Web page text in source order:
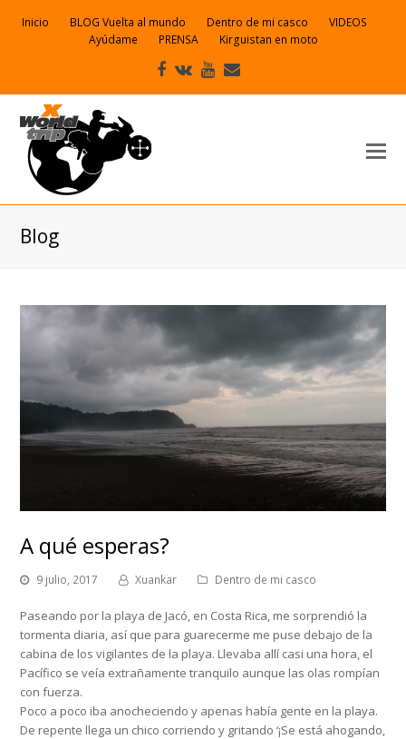
Inicio BLOG Vuelta al mundo Dentro de mi casco
VIDEOS
Ayúdame
PRENSA Kirguistan en moto
Facebook
VK Youtube
electrónico
Blog
A qué esperas?
9 julio, 2017 Xuankar Dentro de mi casco
Paseando por la playa de Jacó, en Costa Rica, me sorprendió la
tormenta diaria, así que para guarecerme me puse debajo de la
cabina de los vigilantes de la playa. Llevaba allí casi una hora, el
Pacífico se veía extrañamente tranquilo aunque las olas rompían
con fuerza.
Poco a poco iba anocheciendo y apenas había gente en la playa.
De repente llega un chico corriendo y gritando ‘¡Se está ahogando,